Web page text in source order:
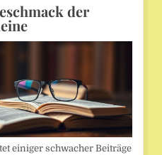
der
einiger schwacher Beiträge